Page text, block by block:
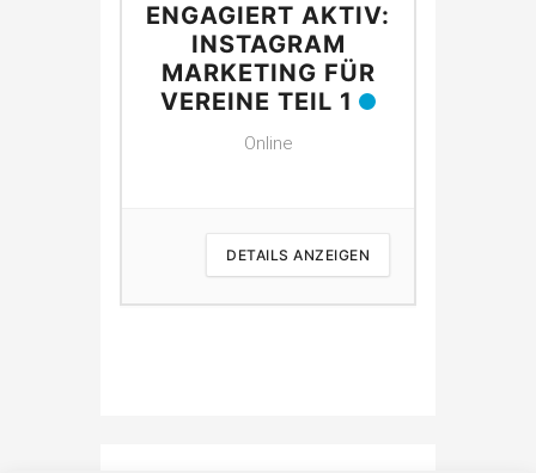
ENGAGIERT AKTIV:
INSTAGRAM
MARKETING FÜR
VEREINE TEIL 1
Online
DETAILS ANZEIGEN